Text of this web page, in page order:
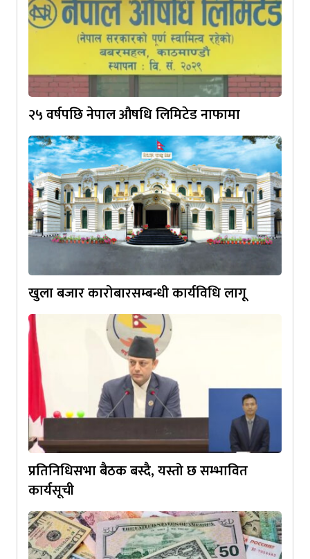
२५ वर्षपछि नेपाल औषधि लिमिटेड नाफामा
खुला बजार कारोबारसम्बन्धी कार्यविधि लागू
प्रतिनिधिसभा बैठक बस्दै, यस्तो छ सम्भावित
कार्यसूची